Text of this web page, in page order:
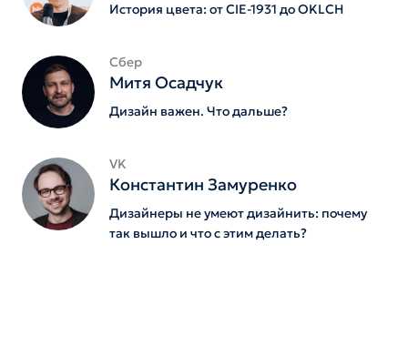
История цвета: от CIE-1931 до OKLCH
Сбер
Митя Осадчук
Дизайн важен. Что дальше?
VK
Константин Замуренко
Дизайнеры не умеют дизайнить: почему
так вышло и что с этим делать?